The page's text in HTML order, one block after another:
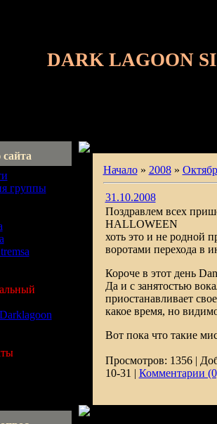
DARK LAGOON
группы
Начало» 2008 »
31.10.2008
Поздравлем всех
HALLOWEEN
хоть это и не родной
воротами перехода в
Короче в этот день
Да и с занятостью
приостанавливает
какое время, но
Вот пока что такие
Просмотров: 1356 |
10-31 | Комментарии